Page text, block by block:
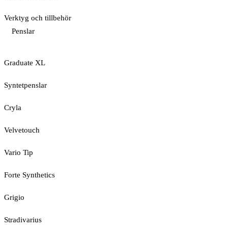
Verktyg och tillbehör
Penslar
Graduate XL
Syntetpenslar
Cryla
Velvetouch
Vario Tip
Forte Synthetics
Grigio
Stradivarius